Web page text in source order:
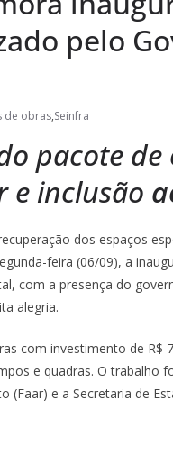
pelo
de obras,Seinfra
pacote
e inclusão
dos espaços
feira (06/09), a
com a presença do
alegria.
com investimento de R$
e quadras. O trabalho
(Faar) e a Secretaria de